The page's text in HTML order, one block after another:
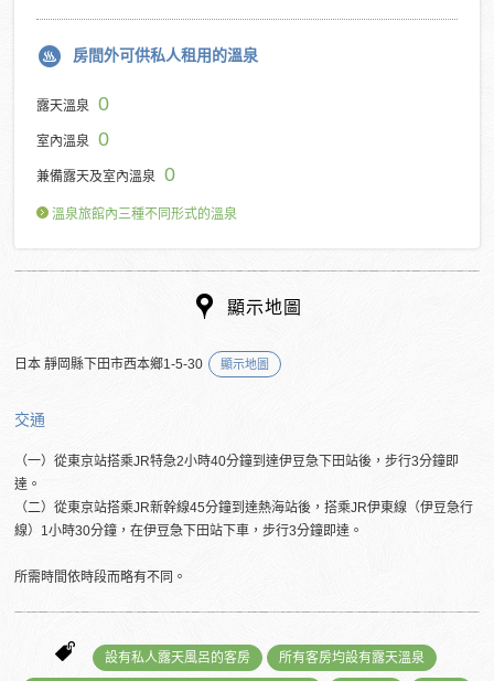
房間外可供私人租用的溫泉
露天溫泉 0
室內溫泉 0
兼備露天及室內溫泉 0
溫泉旅館內三種不同形式的溫泉
顯示地圖
日本 靜岡縣下田市西本鄉1-5-30 顯示地圖
交通
（一）從東京站搭乘JR特急2小時40分鐘到達伊豆急下田站後，步行3分鐘即
達。
（二）從東京站搭乘JR新幹線45分鐘到達熱海站後，搭乘JR伊東線（伊豆急行
線）1小時30分鐘，在伊豆急下田站下車，步行3分鐘即達。
所需時間依時段而略有不同。
設有私人露天風呂的客房 所有客房均設有露天溫泉